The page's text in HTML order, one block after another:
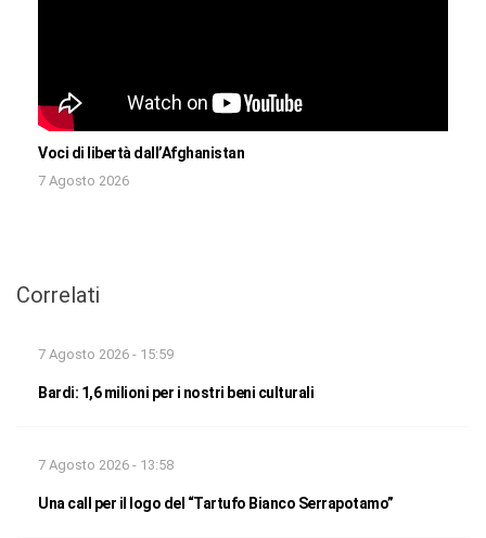
Voci di libertà dall’Afghanistan
7 Agosto 2026
Correlati
7 Agosto 2026 - 15:59
Bardi: 1,6 milioni per i nostri beni culturali
7 Agosto 2026 - 13:58
Una call per il logo del “Tartufo Bianco Serrapotamo”